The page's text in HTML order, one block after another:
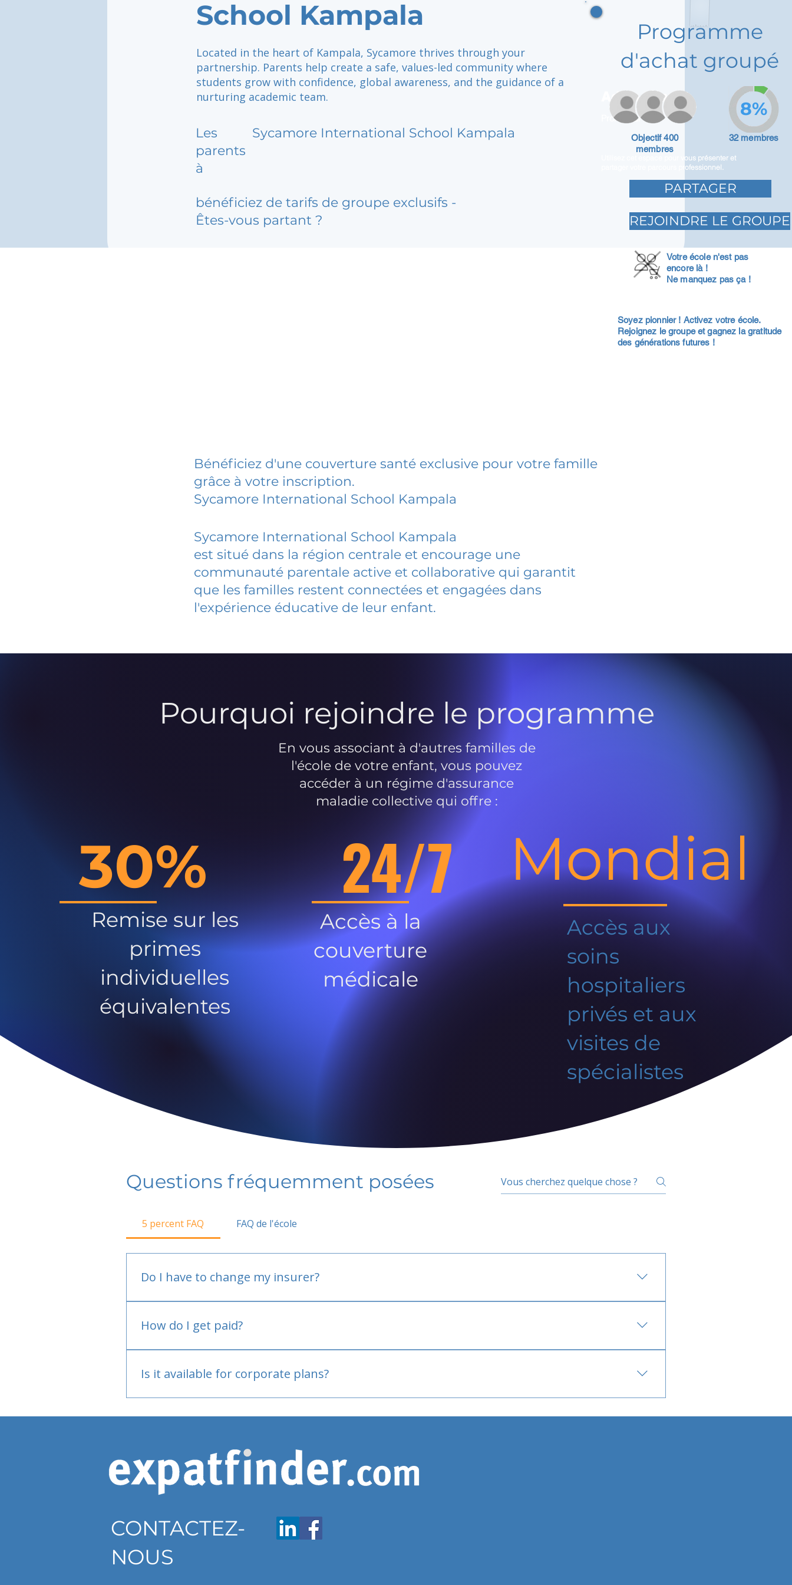
School Kampala
Located in the heart of Kampala, Sycamore thrives through your
partnership. Parents help create a safe, values-led community where
students grow with confidence, global awareness, and the guidance of a
nurturing academic team.
Les
parents
à
Sycamore International School Kampala
bénéficiez de tarifs de groupe exclusifs -
Êtes-vous partant ?
Adam Caar
Promoteur
Utilisez cet espace pour vous présenter et
partager votre parcours professionnel.
Programme
d'achat groupé
Objectif 400
membres
32 membres
8%
PARTAGER
REJOINDRE LE GROUPE
Votre école n'est pas
encore là !
Ne manquez pas ça !
Soyez pionnier ! Activez votre école.
Rejoignez le groupe et gagnez la gratitude
des générations futures !
Bénéficiez d'une couverture santé exclusive pour votre famille
grâce à votre inscription.
Sycamore International School Kampala
Sycamore International School Kampala
est situé dans la région centrale et encourage une
communauté parentale active et collaborative qui garantit
que les familles restent connectées et engagées dans
l'expérience éducative de leur enfant.
Pourquoi rejoindre le programme
En vous associant à d'autres familles de
l'école de votre enfant, vous pouvez
accéder à un régime d'assurance
maladie collective qui offre :
30%
Remise sur les
primes
individuelles
équivalentes
24/7
Accès à la
couverture
médicale
Mondial
Accès aux
soins
hospitaliers
privés et aux
visites de
spécialistes
Questions fréquemment posées
5 percent FAQ FAQ de l'école
Do I have to change my insurer?
How do I get paid?
Is it available for corporate plans?
CONTACTEZ-
NOUS